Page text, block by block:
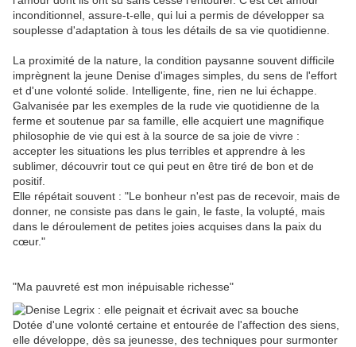
inconditionnel, assure-t-elle, qui lui a permis de développer sa
souplesse d'adaptation à tous les détails de sa vie quotidienne.
La proximité de la nature, la condition paysanne souvent difficile
imprègnent la jeune Denise d'images simples, du sens de l'effort
et d'une volonté solide. Intelligente, fine, rien ne lui échappe.
Galvanisée par les exemples de la rude vie quotidienne de la
ferme et soutenue par sa famille, elle acquiert une magnifique
philosophie de vie qui est à la source de sa joie de vivre :
accepter les situations les plus terribles et apprendre à les
sublimer, découvrir tout ce qui peut en être tiré de bon et de
positif.
Elle répétait souvent : "Le bonheur n'est pas de recevoir, mais de
donner, ne consiste pas dans le gain, le faste, la volupté, mais
dans le déroulement de petites joies acquises dans la paix du
cœur."
"Ma pauvreté est mon inépuisable richesse"
Dotée d'une volonté certaine et entourée de l'affection des siens,
elle développe, dès sa jeunesse, des techniques pour surmonter